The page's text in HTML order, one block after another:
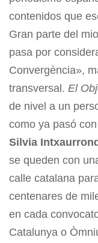
contenidos que
Gran parte del
pasa por
Convergència»,
transversal. El
de nivel a un
como ya pasó con
Silvia
se queden con
calle catalana
centenares de
en cada
Catalunya o